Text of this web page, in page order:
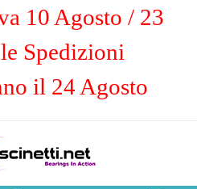
10 Agosto / 23
Spedizioni
il 24 Agosto